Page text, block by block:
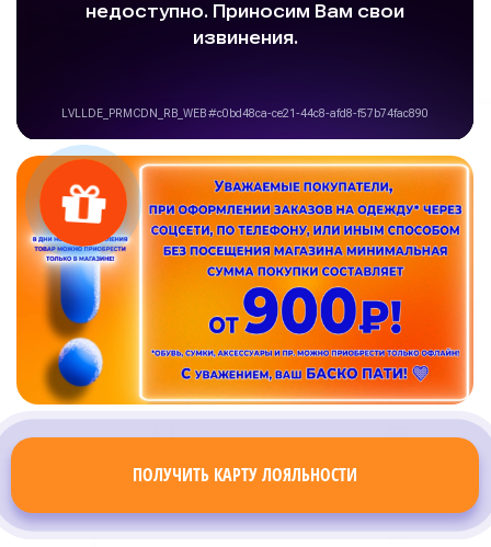
ПОЛУЧИТЬ КАРТУ ЛОЯЛЬНОСТИ